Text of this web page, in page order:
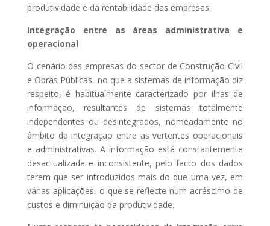
produtividade e da rentabilidade das empresas.
Integração entre as áreas administrativa e
operacional
O cenário das empresas do sector de Construção Civil
e Obras Públicas, no que a sistemas de informação diz
respeito, é habitualmente caracterizado por ilhas de
informação, resultantes de sistemas totalmente
independentes ou desintegrados, nomeadamente no
âmbito da integração entre as vertentes operacionais
e administrativas. A informação está constantemente
desactualizada e inconsistente, pelo facto dos dados
terem que ser introduzidos mais do que uma vez, em
várias aplicações, o que se reflecte num acréscimo de
custos e diminuição da produtividade.